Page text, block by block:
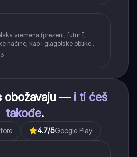
vremena (prezent, futur I,
načine, kao i glagolske oblike
i prilozi) i glagolski vid
obožavaju — i ti ćeš
takođe.
4.7/5Google Play